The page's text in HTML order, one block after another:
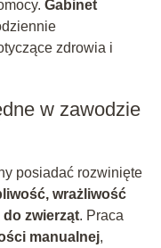
Gabinet
zdrowia i
w zawodzie
posiadać rozwinięte
wrażliwość
zwierząt. Praca
manualnej,